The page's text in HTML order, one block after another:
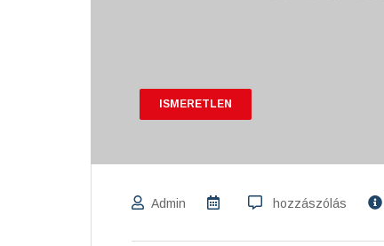
ISMERETLEN
Admin hozzászólás